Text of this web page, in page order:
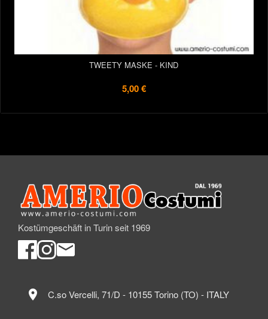
TWEETY MASKE - KIND
5,00 €
Kostümgeschäft in Turin seit 1969
location_on C.so Vercelli, 71/D - 10155 Torino (TO) - ITALY